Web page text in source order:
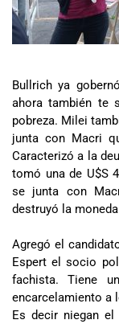
Bullrich ya
ahora también te
pobreza. Milei
junta con Macri
Caracterizó a la
tomó una de U$S
se junta con
destruyó la
Agregó el
Espert el socio
fachista. Tiene
encarcelamiento a
Es decir niegan